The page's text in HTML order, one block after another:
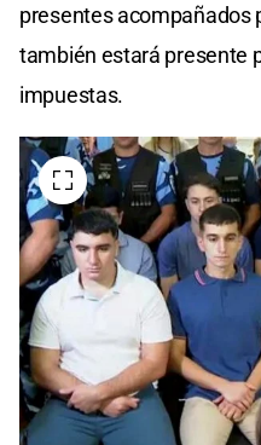
presentes acompañados
también estará presente
impuestas.